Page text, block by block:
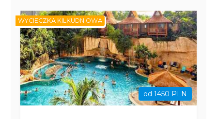
od 1450 PLN
WYCIECZKA KILKUDNIOWA